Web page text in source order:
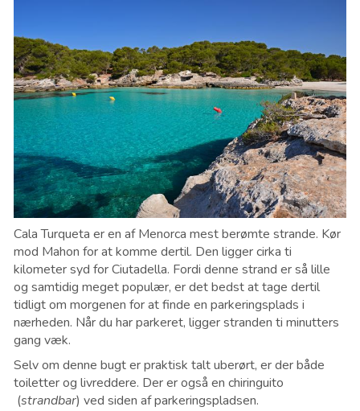
Cala Turqueta er en af Menorca mest berømte strande. Kør
mod Mahon for at komme dertil. Den ligger cirka ti
kilometer syd for Ciutadella. Fordi denne strand er så lille
og samtidig meget populær, er det bedst at tage dertil
tidligt om morgenen for at finde en parkeringsplads i
nærheden. Når du har parkeret, ligger stranden ti minutters
gang væk.
Selv om denne bugt er praktisk talt uberørt, er der både
toiletter og livreddere. Der er også en chiringuito
(strandbar) ved siden af parkeringspladsen.